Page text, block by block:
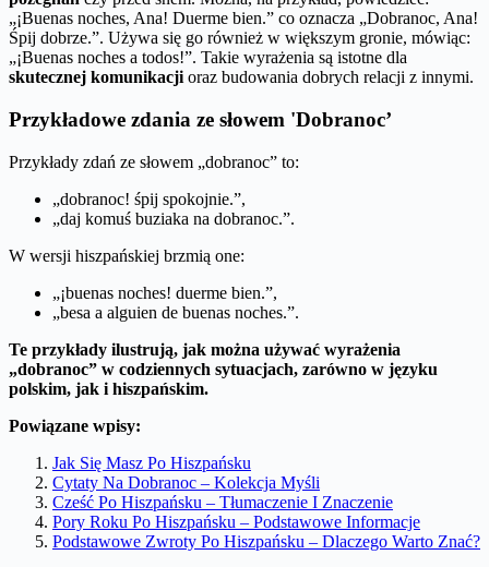
„¡Buenas noches, Ana! Duerme bien.” co oznacza „Dobranoc, Ana!
Śpij dobrze.”. Używa się go również w większym gronie, mówiąc:
„¡Buenas noches a todos!”. Takie wyrażenia są istotne dla
skutecznej komunikacji oraz budowania dobrych relacji z innymi.
Przykładowe zdania ze słowem 'Dobranoc’
Przykłady zdań ze słowem „dobranoc” to:
„dobranoc! śpij spokojnie.”,
„daj komuś buziaka na dobranoc.”.
W wersji hiszpańskiej brzmią one:
„¡buenas noches! duerme bien.”,
„besa a alguien de buenas noches.”.
Te przykłady ilustrują, jak można używać wyrażenia
„dobranoc” w codziennych sytuacjach, zarówno w języku
polskim, jak i hiszpańskim.
Powiązane wpisy:
Jak Się Masz Po Hiszpańsku
Cytaty Na Dobranoc – Kolekcja Myśli
Cześć Po Hiszpańsku – Tłumaczenie I Znaczenie
Pory Roku Po Hiszpańsku – Podstawowe Informacje
Podstawowe Zwroty Po Hiszpańsku – Dlaczego Warto Znać?